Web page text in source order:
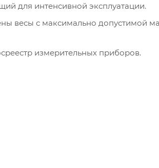
для интенсивной эксплуатации.
весы с максимально допустимой
измерительных приборов.